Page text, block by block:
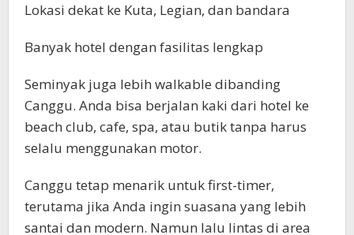
Lokasi dekat ke Kuta, Legian, dan bandara
Banyak hotel dengan fasilitas lengkap
Seminyak juga lebih walkable dibanding
Canggu. Anda bisa berjalan kaki dari hotel ke
beach club, cafe, spa, atau butik tanpa harus
selalu menggunakan motor.
Canggu tetap menarik untuk first-timer,
terutama jika Anda ingin suasana yang lebih
santai dan modern. Namun lalu lintas di area